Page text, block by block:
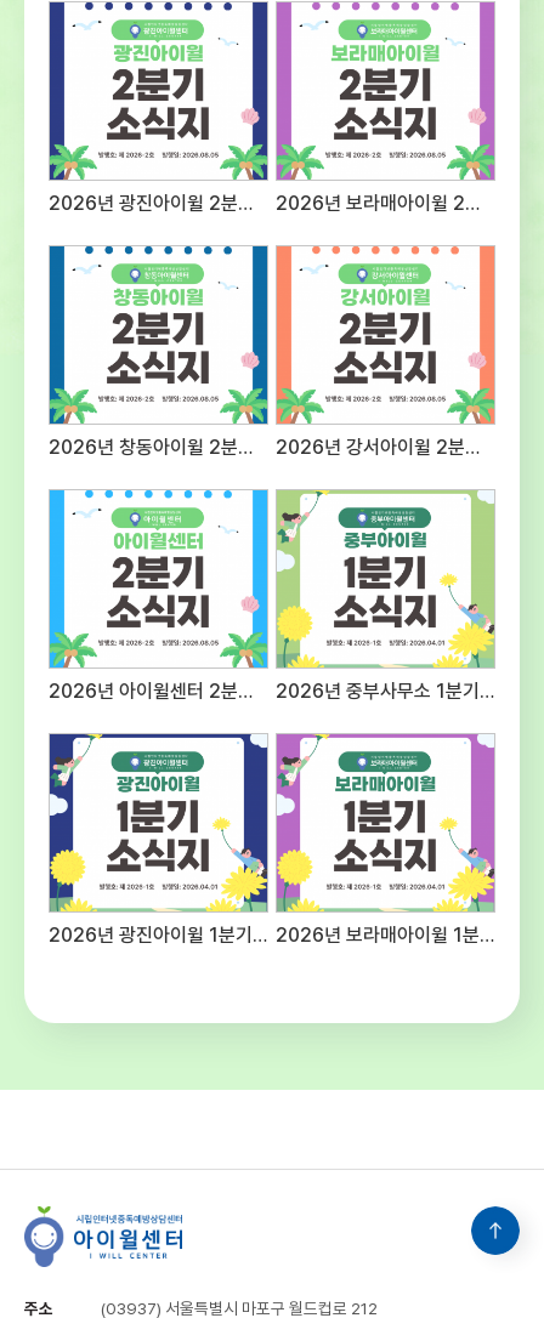
수행 할 수 있는 경험과 능력의 정도40지원
적합성경력사항, 교육 및 훈련사항, 지원동기
및 장래포부 등 종합평가20※ 서류심사
동점자는 1. 경력이 많은 순, 2. 자격증의
급수가 높은 순으로 우선순위를 결정한다.※
면접대상자는 채용인원의 3배수로 한다.(단
접수인원 및 채용상황에 따라 조정 가능) ○
2차 : 면접전형 – 2026년 8월 중
자세지원동기 및 예절 등의 태도20표현력질문
대응 능력 등 종합적 표현력20전문성근무경력,
자격증, 관련분야 경험 등의
전문성30사회성조직문화 적응도 및 기타
대인관계성30 3. 접수방법 및 제출서류○
접수방법 : E-mail 제출 1) 메일주소:
admin@iwill.or.kr 2) 파일명은 ‘응시분야-
성명’으로 명시 (예) 상담팀 팀원-홍길동○
자기소개서 1부(A4 용지 2매 이내) 3)
개인정보제공 동의서 1부(첨부양식 활용,
서명하여 스캔 후 파일첨부)※ (최종합격자
제출서류) 주민등록등본, 경력증명서, 자격증
사본, 최종학교 졸업증명서, 채용신체검사서
(채용 전) 성범죄, 아동학대 전력 조회 결과 등
추후 안내 4. 근무조건 및 근무지
응시분야근무지급여조건근무시간상담팀
팀원시립인터넷중독예방상담센터
보라매사무소(서울시 동작구 여의대방로20길
61 슬기동 201호)서울시 청소년시설
예산편성기준에 의함주5일, 40시간(근무
여건에 따라 출퇴근 시간을 탄력적으로 적용할
수 있음) ○ 공통사항 - 후생복지 : 국민연금,
건강보험, 산재 및 고용보험 4대보험 가입 -
수습기간 : 채용일로부터 3개월(수습기간 종료
기타사항 : 내부 보직 발령 및 업무분장은 근무
주시고 연락처를 반드시 기재해주십시오.○
사정에 의해 변경될 수 있으며 변경될 경우
개별적으로 통지합니다. 6. 문의 :
2026년 광진아이윌 2분기 소식지 2026년 보라매아이윌 2분기 소식지
2026년 창동아이윌 2분기 소식지 2026년 강서아이윌 2분기 소식지
2026년 아이윌센터 2분기 소식지 2026년 중부사무소 1분기 소식지
2026년 광진아이윌 1분기 소식지 2026년 보라매아이윌 1분기 소식지
주소 (03937) 서울특별시 마포구 월드컵로 212